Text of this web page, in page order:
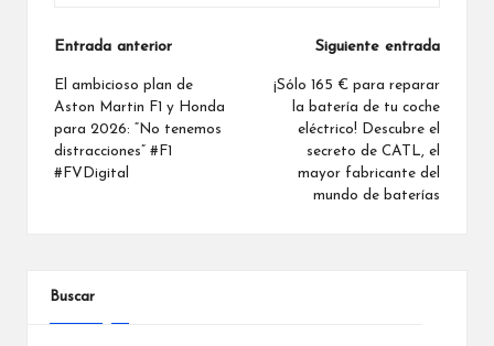
Navegación
de
entradas
Entrada anterior
El ambicioso plan de
Aston Martin F1 y Honda
para 2026: “No tenemos
distracciones” #F1
#FVDigital
Siguiente entrada
¡Sólo 165 € para reparar
la batería de tu coche
eléctrico! Descubre el
secreto de CATL, el
mayor fabricante del
mundo de baterías
Buscar